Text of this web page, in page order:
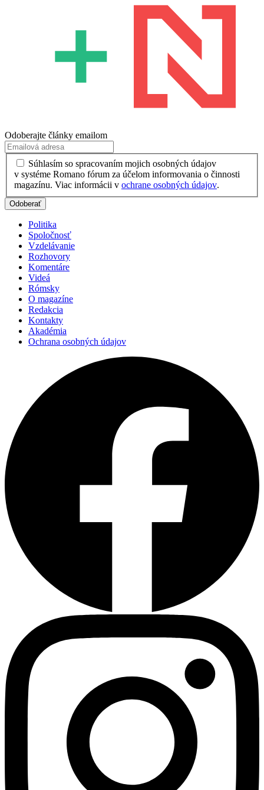
Odoberajte články emailom
Súhlasím so spracovaním mojich osobných údajov
v systéme Romano fórum za účelom informovania o činnosti
magazínu. Viac informácii v ochrane osobných údajov.
Politika
Spoločnosť
Vzdelávanie
Rozhovory
Komentáre
Videá
Rómsky
O magazíne
Redakcia
Kontakty
Akadémia
Ochrana osobných údajov